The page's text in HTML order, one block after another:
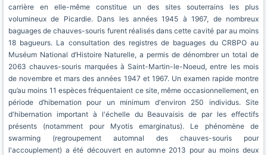
carrière en elle-même constitue un des sites souterrains les plus
volumineux de Picardie. Dans les années 1945 à 1967, de nombreux
baguages de chauves-souris furent réalisés dans cette cavité par au moins
18 bagueurs. La consultation des registres de baguages du CRBPO au
Muséum National d’Histoire Naturelle, a permis de dénombrer un total de
2063 chauves-souris marquées à Saint-Martin-le-Noeud, entre les mois
de novembre et mars des années 1947 et 1967. Un examen rapide montre
qu’au moins 11 espèces fréquentaient ce site, même occasionnellement, en
période d’hibernation pour un minimum d'environ 250 individus. Site
d'hibernation important à l'échelle du Beauvaisis de par les effectifs
présents (notamment pour Myotis emarginatus). Le phénomène de
swarming (regroupement automnal des chauves-souris pour
l'accouplement) a été découvert en automne 2013 pour au moins deux